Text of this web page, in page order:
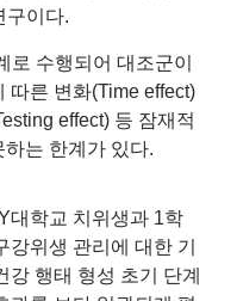
구이다.
로 수행되어 대조군이
따른 변화(Time effect)
effect) 등 잠재적
는 한계가 있다.
대학교 치위생과 1학
위생 관리에 대한 기
강 행태 형성 초기 단계